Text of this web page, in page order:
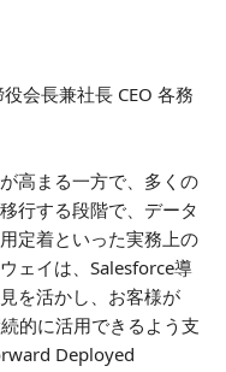
会長兼社長 CEO 各務
高まる一方で、多くの
行する段階で、データ
定着といった実務上の
ェイは、Salesforce導
を活かし、お客様が
的に活用できるよう支
Deployed